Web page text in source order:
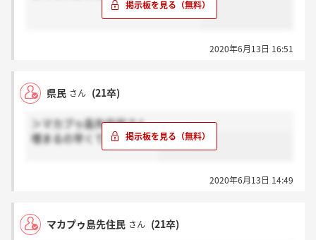
2020年6月13日 16:51
県民 さん (21卒)
＞マカプゥ島先住民さん
埋まるの早くて驚きました
2020年6月13日 14:49
マカプゥ島先住民 さん (21卒)